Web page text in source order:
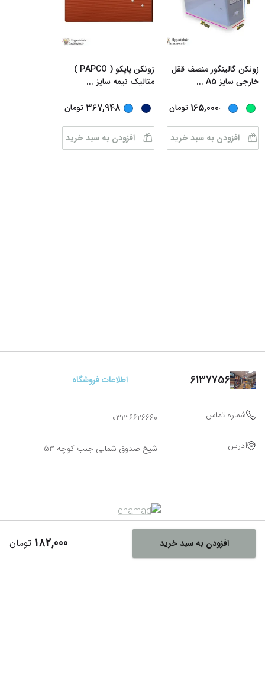
زونکن گالینگور منصف ققل
خارجی سایز A5
...
...
165,000 تومان
افزودن به سبد خرید
زونکن پاپکو ( PAPCO )
متالیک نیمه سایز ...
...
367,948 تومان
افزودن به سبد خرید
افزودن به سبد خرید 182,000 تومان
6137756 اطلاعات فروشگاه
شماره تماس 03136626660
آدرس شیخ صدوق شمالی جنب کوچه 53